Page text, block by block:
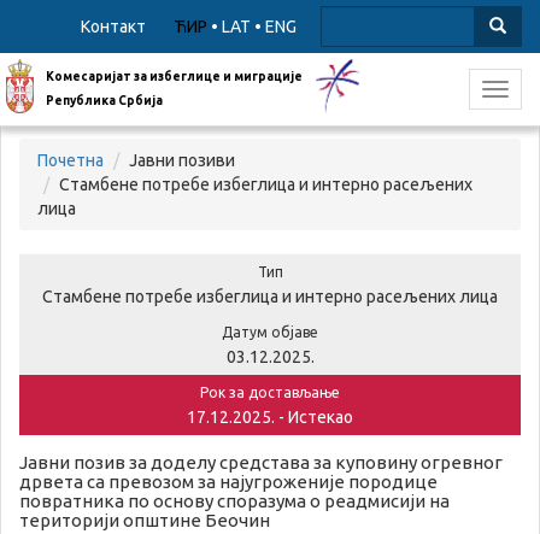
Контакт ЋИР • LAT • ENG
Комесаријат за избеглице и миграције
Република Србија
Почетна
Јавни позиви
Стамбене потребе избеглица и интерно расељених
лица
Тип
Стамбене потребе избеглица и интерно расељених лица
Датум објаве
03.12.2025.
Рок за достављање
17.12.2025. - Истекао
Јавни позив за доделу средстава за куповину огревног
дрвета са превозом за најугроженије породице
повратника по основу споразума о реадмисији на
територији општине Беочин